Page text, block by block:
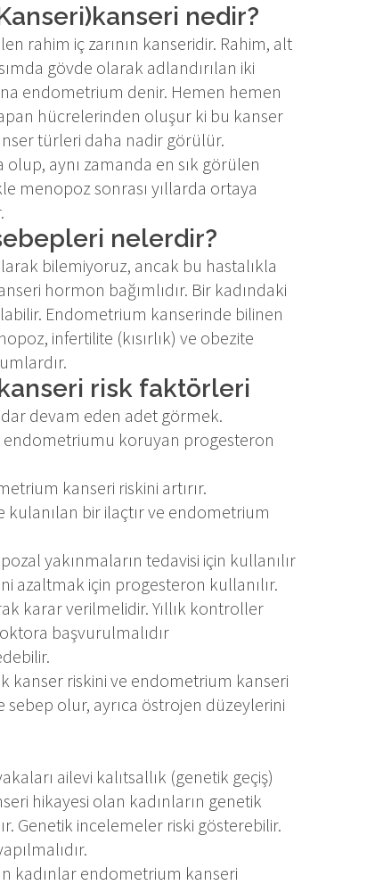
nedir?
rahim iç zarının kanseridir. Rahim, alt
gövde olarak adlandırılan iki
endometrium denir. Hemen hemen
hücrelerinden oluşur ki bu kanser
türleri daha nadir görülür.
aynı zamanda en sık görülen
menopoz sonrası yıllarda ortaya
nelerdir?
bilemiyoruz, ancak bu hastalıkla
hormon bağımlıdır. Bir kadındaki
Endometrium kanserinde bilinen
infertilite (kısırlık) ve obezite
risk faktörleri
devam eden adet görmek.
endometriumu koruyan progesteron
kanseri riskini artırır.
bir ilaçtır ve endometrium
yakınmaların tedavisi için kullanılır
azaltmak için progesteron kullanılır.
karar verilmelidir. Yıllık kontroller
başvurulmalıdır
kanser riskini ve endometrium kanseri
sebep olur, ayrıca östrojen düzeylerini
ailevi kalıtsallık (genetik geçiş)
hikayesi olan kadınların genetik
Genetik incelemeler riski gösterebilir.
kadınlar endometrium kanseri